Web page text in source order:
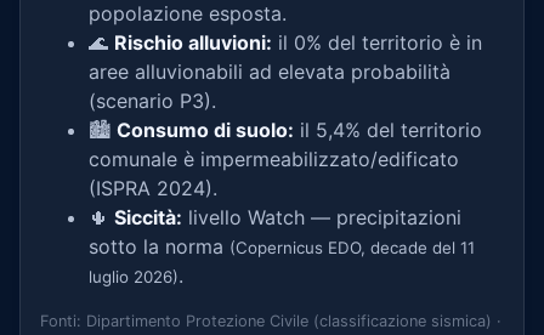
popolazione esposta.
🌊 Rischio alluvioni: il 0% del territorio è in
aree alluvionabili ad elevata probabilità
(scenario P3).
🏙️ Consumo di suolo: il 5,4% del territorio
comunale è impermeabilizzato/edificato
(ISPRA 2024).
🌵 Siccità: livello Watch — precipitazioni
sotto la norma (Copernicus EDO, decade del 11
luglio 2026).
Fonti: Dipartimento Protezione Civile (classificazione sismica) ·